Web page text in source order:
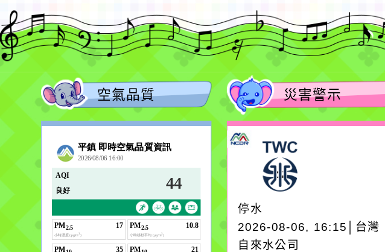
空氣品質 災害警示
停水
2026-08-06, 16:15│台灣
自來水公司
作者：網路小語
一杯清水因滴入一
在而變清澈。